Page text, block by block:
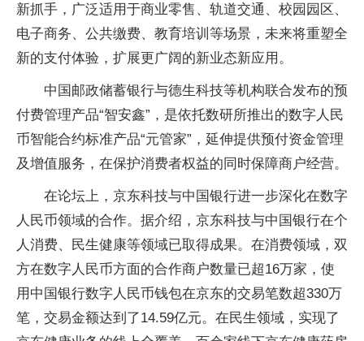
新抓手，广泛适用于商业零售、轨道交通、校园园区、
电子商务、公共缴费、教育培训等场景，未来将重塑全
新的支付体验，扩展更广阔的新业态新应用。
中国邮政储蓄银行与德生科技等机构联合发布的预
付费管理产品“智安鑫”，是依托数研所推出的数字人民
币智能合约标准产品“元管家”，延伸提供预付资金管理
及增值服务，在保护消费者权益的同时保障商户经营。
在论坛上，京东科技与中国银行进一步深化在数字
人民币领域的合作。据介绍，京东科技与中国银行在个
人消费、民生健康等领域已取得成果。在消费领域，双
方在数字人民币方面的合作商户数量已超16万家，使
用中国银行数字人民币钱包在京东的交易笔数超330万
笔，交易金额达到了14.59亿元。在民生领域，实现了